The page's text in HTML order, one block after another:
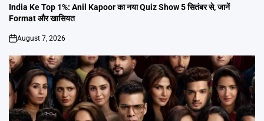
IN
India Ke Top 1%: Anil Kapoor का नया Quiz Show 5 सितंबर से, जानें
Format और खासियत
on
August 7, 2026